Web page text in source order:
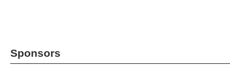
Sponsors